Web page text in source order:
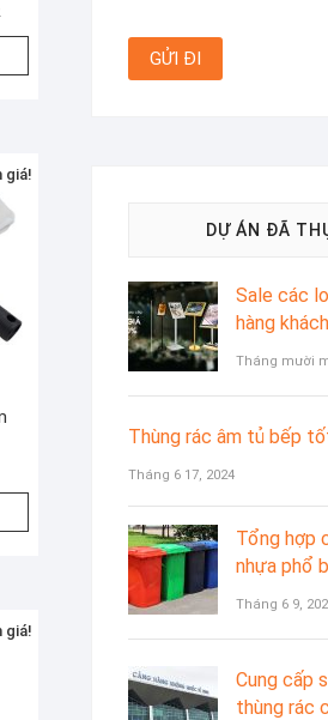
Giá
gốc
là:
Giá
hiện
tại
giá!
giá!
DỰ ÁN ĐÃ
Sale các
hàng
Tháng mười
Thùng rác âm tủ bếp
Tháng 6 17, 2024
Tổng hợp
nhựa phổ
Tháng 6 9,
Cung cấp
thùng rác